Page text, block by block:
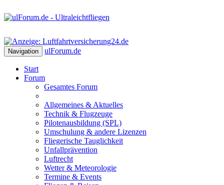
Navigation ulForum.de
Start
Forum
Gesamtes Forum
Allgemeines & Aktuelles
Technik & Flugzeuge
Pilotenausbildung (SPL)
Umschulung & andere Lizenzen
Fliegerische Tauglichkeit
Unfallprävention
Luftrecht
Wetter & Meteorologie
Termine & Events